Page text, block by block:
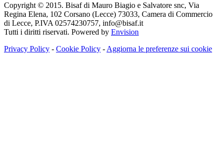
Copyright © 2015. Bisaf di Mauro Biagio e Salvatore snc, Via
Regina Elena, 102 Corsano (Lecce) 73033, Camera di Commercio
di Lecce, P.IVA 02574230757, info@bisaf.it
Tutti i diritti riservati. Powered by Envision
Privacy Policy - Cookie Policy - Aggiorna le preferenze sui cookie